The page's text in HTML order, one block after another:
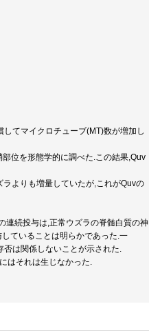
てマイクロチューブ(MT)数が増加し
位を形態学的に調べた.この結果,Quv
よりも増量していたが,これがQuvの
連続投与は,正常ウズラの脊髄白質の神
ていることは明らかであった.一
否は関係しないことが示された.
はそれは生じなかった.